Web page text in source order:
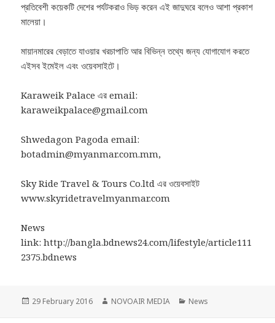
প্রতিবেশী কয়েকটি দেশের পর্যটকরাও ভিড় করেন এই জাদুঘরে বলেও আশা প্রকাশ
মালেয়া।
মায়ানমারের বেড়াতে যাওয়ার খরচাপাতি আর বিভিন্ন তথ্যে জন্য যোগাযোগ করতে
এইসব ইমেইল এবং ওয়েবসাইটে।
Karaweik Palace এর email:
karaweikpalace@gmail.com
Shwedagon Pagoda email:
botadmin@myanmar.com.mm,
Sky Ride Travel & Tours Co.ltd এর ওয়েবসাইট
www.skyridetravelmyanmar.com
News
link: http://bangla.bdnews24.com/lifestyle/article111
2375.bdnews
Posted
29 February 2016 Author
NOVOAIR MEDIA Categories
News